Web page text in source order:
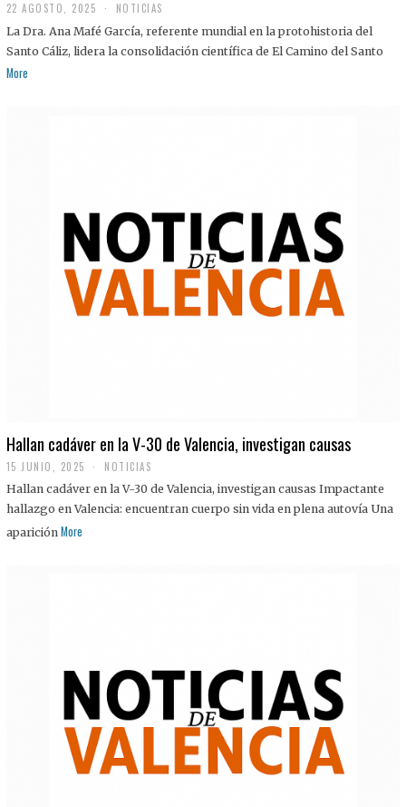
22 AGOSTO, 2025
2
A
G
NOTICIAS
La Dra. Ana Mafé García, referente mundial en la protohistoria del
Santo Cáliz, lidera la consolidación científica de El Camino del Santo
More
Hallan cadáver en la V-30 de Valencia, investigan causas
15 JUNIO, 2025 NOTICIAS
Hallan cadáver en la V-30 de Valencia, investigan causas Impactante
hallazgo en Valencia: encuentran cuerpo sin vida en plena autovía Una
aparición More